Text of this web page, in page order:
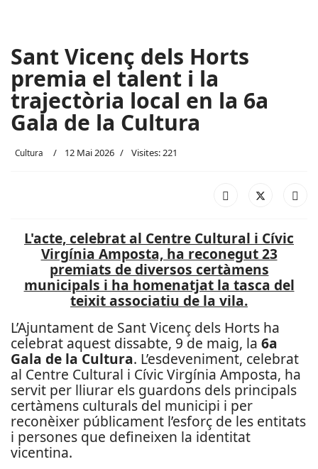
Sant Vicenç dels Horts
premia el talent i la
trajectòria local en la 6a
Gala de la Cultura
Cultura 12 Mai 2026 Visites: 221
L'acte, celebrat al Centre Cultural i Cívic
Virgínia Amposta, ha reconegut 23
premiats de diversos certàmens
municipals i ha homenatjat la tasca del
teixit associatiu de la vila.
L’Ajuntament de Sant Vicenç dels Horts ha
celebrat aquest dissabte, 9 de maig, la 6a
Gala de la Cultura. L’esdeveniment, celebrat
al Centre Cultural i Cívic Virgínia Amposta, ha
servit per lliurar els guardons dels principals
certàmens culturals del municipi i per
reconèixer públicament l’esforç de les entitats
i persones que defineixen la identitat
vicentina.